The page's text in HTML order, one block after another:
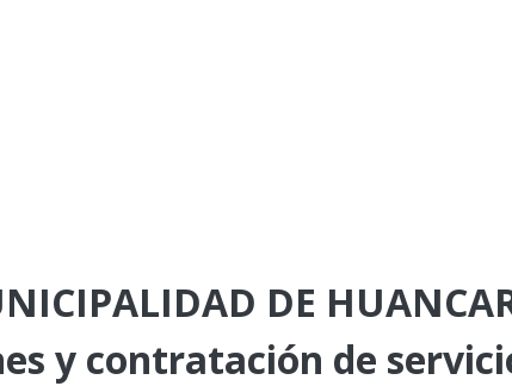
DE
y contratación de